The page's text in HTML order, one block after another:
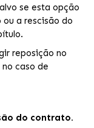
se esta opção
a rescisão do
reposição no
caso de
do contrato.